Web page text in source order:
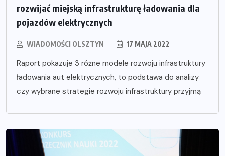
rozwijać miejską infrastrukturę ładowania dla
pojazdów elektrycznych
WIADOMOŚCI OLSZTYN 17 MAJA 2022
Raport pokazuje 3 różne modele rozwoju infrastruktury
ładowania aut elektrycznych, to podstawa do analizy
czy wybrane strategie rozwoju infrastruktury przyjmą